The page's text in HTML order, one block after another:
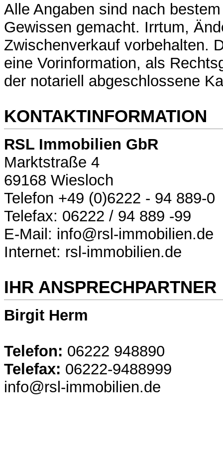
Alle Angaben sind nach
Gewissen gemacht. Irrtum,
Zwischenverkauf vorbehalten.
eine Vorinformation, als
der notariell abgeschlossene
KONTAKTINFORMATION
RSL Immobilien GbR
Marktstraße 4
69168 Wiesloch
Telefon +49 (0)6222 - 94 889-0
Telefax: 06222 / 94 889 -99
E-Mail: info@rsl-immobilien.de
Internet: rsl-immobilien.de
IHR ANSPRECHPARTNER
Birgit Herm
Telefon: 06222 948890
Telefax: 06222-9488999
info@rsl-immobilien.de